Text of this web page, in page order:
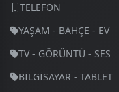
TELEFON
YAŞAM - BAHÇE - EV
TV - GÖRÜNTÜ - SES
BİLGİSAYAR - TABLET